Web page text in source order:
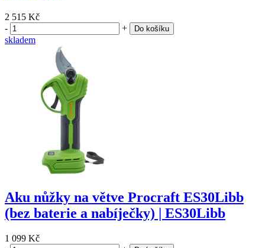
2 515 Kč
-
+ Do košíku
skladem
Aku nůžky na větve Procraft ES30Libb
(bez baterie a nabíječky) | ES30Libb
1 099 Kč